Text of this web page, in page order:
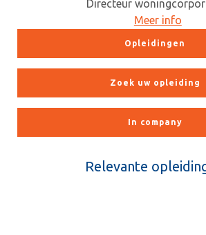
Directeur
Meer info
Opleidingen
Zoek uw opleiding
In company
Relevante